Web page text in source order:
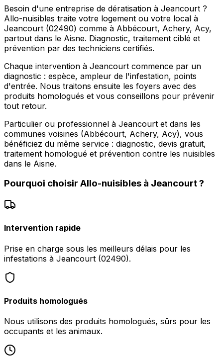
Besoin d'une entreprise de dératisation à Jeancourt ?
Allo-nuisibles traite votre logement ou votre local à
Jeancourt (02490) comme à Abbécourt, Achery, Acy,
partout dans le Aisne. Diagnostic, traitement ciblé et
prévention par des techniciens certifiés.
Chaque intervention à Jeancourt commence par un
diagnostic : espèce, ampleur de l'infestation, points
d'entrée. Nous traitons ensuite les foyers avec des
produits homologués et vous conseillons pour prévenir
tout retour.
Particulier ou professionnel à Jeancourt et dans les
communes voisines (Abbécourt, Achery, Acy), vous
bénéficiez du même service : diagnostic, devis gratuit,
traitement homologué et prévention contre les nuisibles
dans le Aisne.
Pourquoi choisir Allo-nuisibles à Jeancourt?
Intervention rapide
Prise en charge sous les meilleurs délais pour les
infestations à Jeancourt (02490).
Produits homologués
Nous utilisons des produits homologués, sûrs pour les
occupants et les animaux.